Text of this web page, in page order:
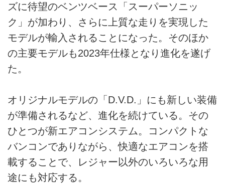
ズに待望のベンツベース「スーパーソニッ
ク」が加わり、さらに上質な走りを実現した
モデルが輸入されることになった。そのほか
の主要モデルも2023年仕様となり進化を遂げ
た。
オリジナルモデルの「D.V.D.」にも新しい装備
が準備されるなど、進化を続けている。その
ひとつが新エアコンシステム。コンパクトな
バンコンでありながら、快適なエアコンを搭
載することで、レジャー以外のいろいろな用
途にも対応する。